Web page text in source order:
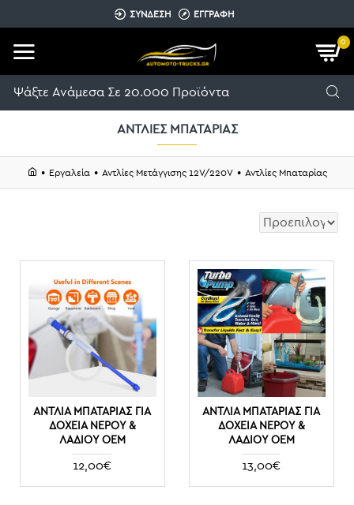
ΣΥΝΔΕΣΗ ΕΓΓΡΑΦΗ
0
Εργαλεία Αντλίες Μετάγγισης 12V/220V Αντλίες Μπαταρίας
ΑΝΤΛΊΕΣ ΜΠΑΤΑΡΊΑΣ
ΑΝΤΛΊΑ ΜΠΑΤΑΡΊΑΣ ΓΙΑ
ΔΟΧΕΊΑ ΝΕΡΟΎ &
ΛΑΔΙΟΎ ΟΕΜ
12,00€
ΑΝΤΛΊΑ ΜΠΑΤΑΡΊΑΣ ΓΙΑ
ΔΟΧΕΊΑ ΝΕΡΟΎ &
ΛΑΔΙΟΎ ΟΕΜ
13,00€